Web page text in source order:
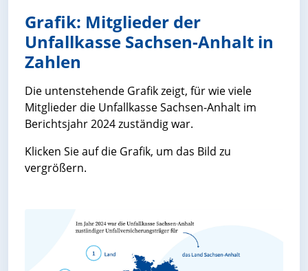
Grafik: Mitglieder der
Unfallkasse Sachsen-Anhalt in
Zahlen
Die untenstehende Grafik zeigt, für wie viele
Mitglieder die Unfallkasse Sachsen-Anhalt im
Berichtsjahr 2024 zuständig war.
Klicken Sie auf die Grafik, um das Bild zu
vergrößern.